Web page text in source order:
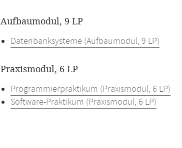
Aufbaumodul, 9 LP
Datenbanksysteme (Aufbaumodul, 9 LP)
Praxismodul, 6 LP
Programmierpraktikum (Praxismodul, 6 LP)
Software-Praktikum (Praxismodul, 6 LP)